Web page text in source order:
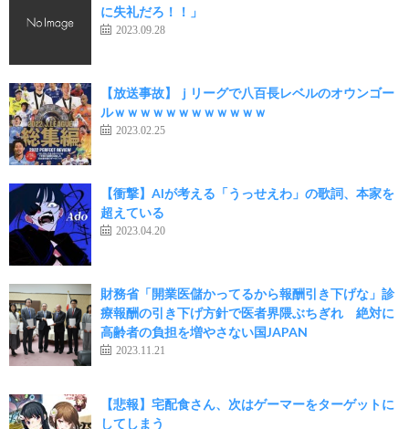
に失礼だろ！！」
2023.09.28
【放送事故】ｊリーグで八百長レベルのオウンゴー
ルｗｗｗｗｗｗｗｗｗｗｗｗ
2023.02.25
【衝撃】AIが考える「うっせえわ」の歌詞、本家を
超えている
2023.04.20
財務省「開業医儲かってるから報酬引き下げな」診
療報酬の引き下げ方針で医者界隈ぶちぎれ 絶対に
高齢者の負担を増やさない国JAPAN
2023.11.21
【悲報】宅配食さん、次はゲーマーをターゲットに
してしまう